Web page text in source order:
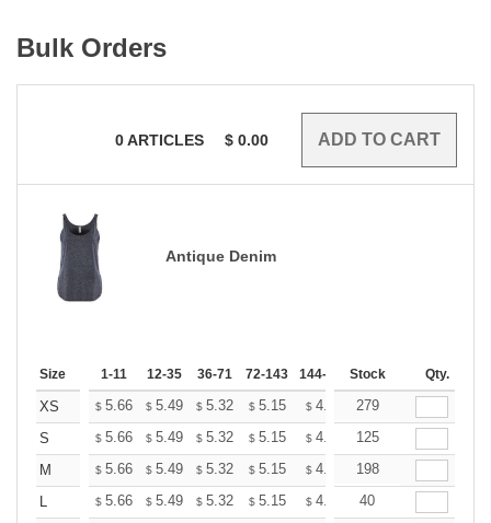
Bulk Orders
0ARTICLES $ 0.00
Antique Denim
Size 1-11 12-35 36-71 72-143 144-287 288 + More
Stock Qty.
XS $ 5.66 $ 5.49 $ 5.32 $ 5.15 $ 4.99 $4.90
279
S
$ 5.66 $ 5.49 $ 5.32 $ 5.15 $ 4.99 $4.90
125
M
$ 5.66 $ 5.49 $ 5.32 $ 5.15 $ 4.99 $4.90
198
L
$ 5.66 $ 5.49 $ 5.32 $ 5.15 $ 4.99 $4.90
40